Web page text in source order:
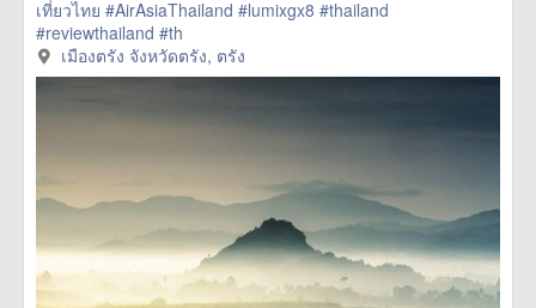
เที่ยวไทย #AirAsiaThailand #lumixgx8 #thailand
#reviewthailand #th
href=https://m.thetrippacker.com/th/image/เมืองตรังจังหวัด
ตรัง/194353> more
เมืองตรัง จังหวัดตรัง, ตรัง